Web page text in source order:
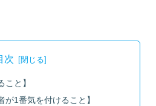
次
こと】
が1番気を付けること】